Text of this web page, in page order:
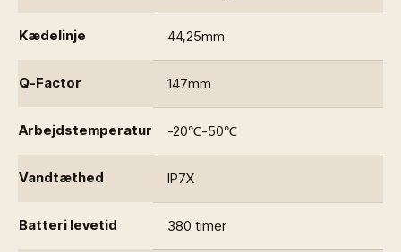
Kædelinje 44,25mm
Q-Factor 147mm
Arbejdstemperatur -20℃-50℃
Vandtæthed IP7X
Batteri levetid 380 timer